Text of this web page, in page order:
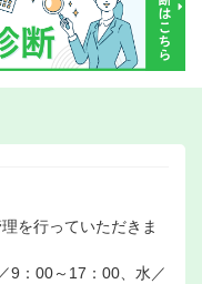
を行っていただきま
9：00～17：00、水／